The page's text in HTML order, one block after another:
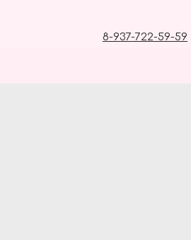
8-937-722-59-59